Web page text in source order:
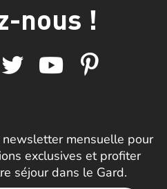
nous !
mensuelle pour
exclusives et profiter
séjour dans le Gard.